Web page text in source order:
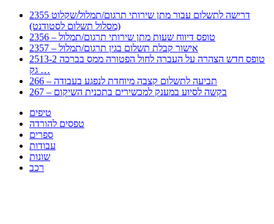
2355 דרישה לתשלום עבור מתן שירותי תרגום/תמלול/שקלוט
(מסלול תשלום לסטודנט)
2356 – טופס דיווח שעות מתן שירותי תרגום/תמלול
2357 – אישור קבלת תשלום בגין תרגום/תמלול
2513-2 טופס חדש הצהרה על העברה לחול הפטורה ממס בברכה
גק …
266 – תביעה לתשלום קצבה מיוחדת לנפגע בעבודה
267 – בקשה לסיוע במענק למכשירים בתכנית השיקום
טיפים
טפסים להורדה
ספרים
עבודות
שונות
רכב